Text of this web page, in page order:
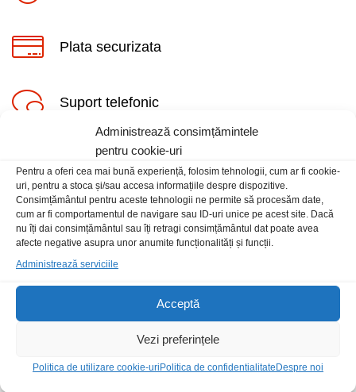
Administrează consimțămintele
pentru cookie-uri
Pentru a oferi cea mai bună experiență, folosim tehnologii, cum ar fi cookie-
uri, pentru a stoca și/sau accesa informațiile despre dispozitive.
Consimțământul pentru aceste tehnologii ne permite să procesăm date,
cum ar fi comportamentul de navigare sau ID-uri unice pe acest site. Dacă
nu îți dai consimțământul sau îți retragi consimțământul dat poate avea
afecte negative asupra unor anumite funcționalități și funcții.
Administrează serviciile
Acceptă
Vezi preferințele
Politica de utilizare cookie-uri Politica de confidentialitate Despre noi
Plata securizata
Suport telefonic
Informatii
Contact
Locatia magazinului